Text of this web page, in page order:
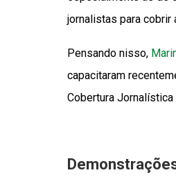
jornalistas para cobrir
Pensando nisso,
capacitaram
Cobertura Jornalística